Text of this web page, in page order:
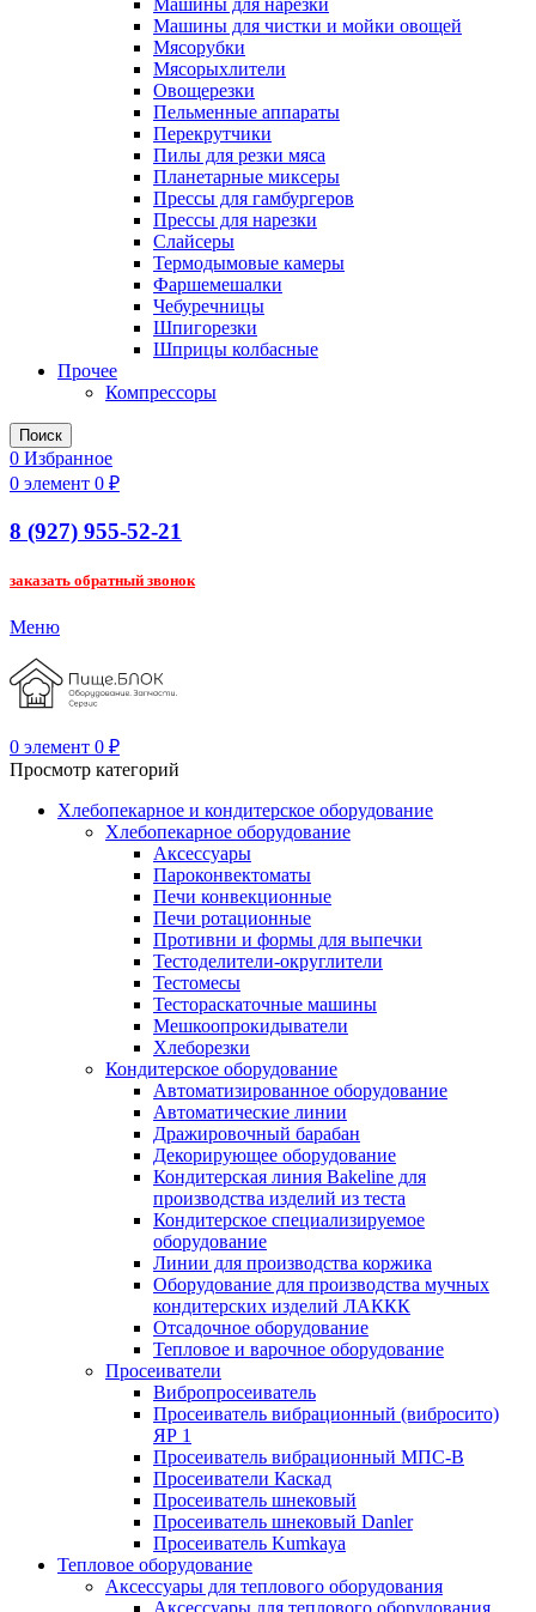
Машины для чистки и мойки овощей
Мясорубки
Мясорыхлители
Овощерезки
Пельменные аппараты
Перекрутчики
Пилы для резки мяса
Планетарные миксеры
Прессы для гамбургеров
Прессы для нарезки
Слайсеры
Термодымовые камеры
Фаршемешалки
Чебуречницы
Шпигорезки
Шприцы колбасные
Прочее
Компрессоры
Поиск
0 Избранное
0 элемент 0 ₽
8 (927) 955-52-21
заказать обратный звонок
Меню
0 элемент 0 ₽
Просмотр категорий
Хлебопекарное и кондитерское оборудование
Хлебопекарное оборудование
Аксессуары
Пароконвектоматы
Печи конвекционные
Печи ротационные
Противни и формы для выпечки
Тестоделители-округлители
Тестомесы
Тестораскаточные машины
Мешкоопрокидыватели
Хлеборезки
Кондитерское оборудование
Автоматизированное оборудование
Автоматические линии
Дражировочный барабан
Декорирующее оборудование
Кондитерская линия Bakeline для
производства изделий из теста
Кондитерское специализируемое
оборудование
Линии для производства коржика
Оборудование для производства мучных
кондитерских изделий ЛАККК
Отсадочное оборудование
Тепловое и варочное оборудование
Просеиватели
Вибропросеиватель
Просеиватель вибрационный (вибросито)
ЯР 1
Просеиватель вибрационный МПС-В
Просеиватели Каскад
Просеиватель шнековый
Просеиватель шнековый Danler
Просеиватель Kumkaya
Тепловое оборудование
Аксессуары для теплового оборудования
Аксессуары для теплового оборудования